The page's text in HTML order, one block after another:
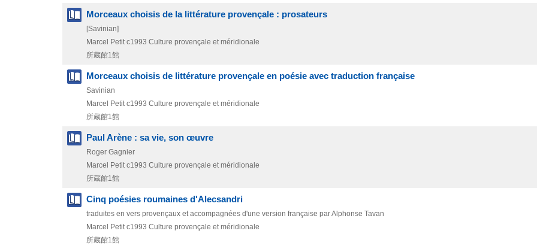
Morceaux choisis de la littérature provençale : prosateurs
[Savinian]
Marcel Petit c1993 Culture provençale et méridionale
所蔵館1館
Morceaux choisis de littérature provençale en poésie avec traduction française
Savinian
Marcel Petit c1993 Culture provençale et méridionale
所蔵館1館
Paul Arène : sa vie, son œuvre
Roger Gagnier
Marcel Petit c1993 Culture provençale et méridionale
所蔵館1館
Cinq poésies roumaines d'Alecsandri
traduites en vers provençaux et accompagnées d'une version française par Alphonse Tavan
Marcel Petit c1993 Culture provençale et méridionale
所蔵館1館